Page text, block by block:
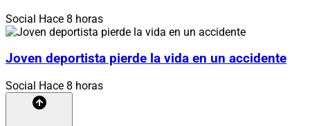
Social Hace 8 horas
Joven deportista pierde la vida en un accidente
Social Hace 8 horas